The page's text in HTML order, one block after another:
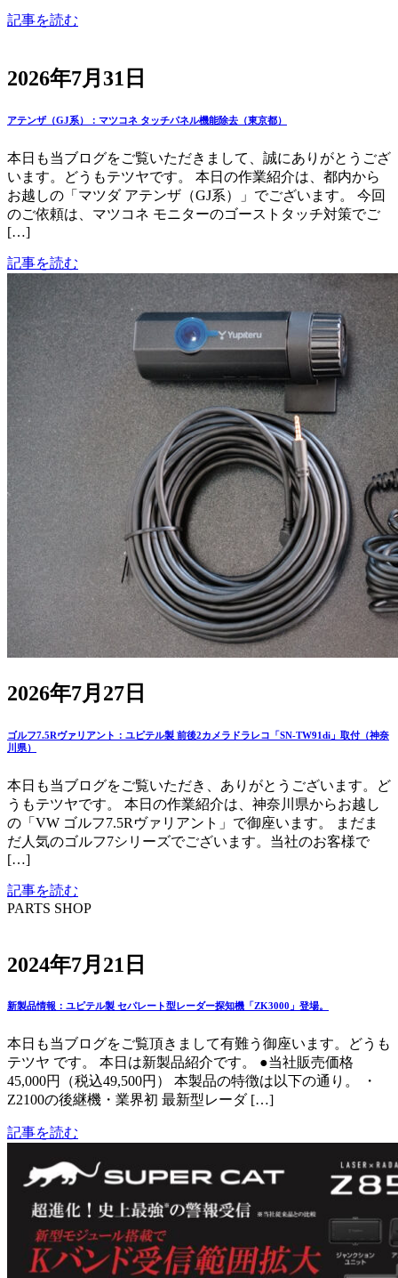
記事を読む
2026年7月31日
アテンザ（GJ系）：マツコネ タッチパネル機能除去（東京都）
本日も当ブログをご覧いただきまして、誠にありがとうござ
います。どうもテツヤです。 本日の作業紹介は、都内から
お越しの「マツダ アテンザ（GJ系）」でございます。 今回
のご依頼は、マツコネ モニターのゴーストタッチ対策でご
[…]
記事を読む
2026年7月27日
ゴルフ7.5Rヴァリアント：ユピテル製 前後2カメラドラレコ「SN-TW91di」取付（神奈
川県）
本日も当ブログをご覧いただき、ありがとうございます。ど
うもテツヤです。 本日の作業紹介は、神奈川県からお越し
の「VW ゴルフ7.5Rヴァリアント」で御座います。 まだま
だ人気のゴルフ7シリーズでございます。当社のお客様で
[…]
記事を読む
PARTS SHOP
2024年7月21日
新製品情報：ユピテル製 セパレート型レーダー探知機「ZK3000」登場。
本日も当ブログをご覧頂きまして有難う御座います。どうも
テツヤ です。 本日は新製品紹介です。 ●当社販売価格
45,000円（税込49,500円） 本製品の特徴は以下の通り。 ・
Z2100の後継機・業界初 最新型レーダ […]
記事を読む